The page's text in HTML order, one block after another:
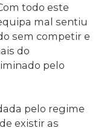
todo este
mal sentiu
sem competir e
do
pelo
pelo regime
existir as